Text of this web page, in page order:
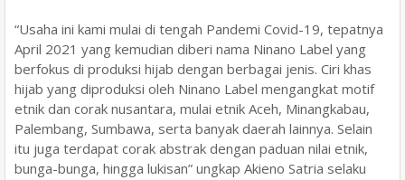
“Usaha ini kami mulai di tengah Pandemi Covid-19, tepatnya
April 2021 yang kemudian diberi nama Ninano Label yang
berfokus di produksi hijab dengan berbagai jenis. Ciri khas
hijab yang diproduksi oleh Ninano Label mengangkat motif
etnik dan corak nusantara, mulai etnik Aceh, Minangkabau,
Palembang, Sumbawa, serta banyak daerah lainnya. Selain
itu juga terdapat corak abstrak dengan paduan nilai etnik,
bunga-bunga, hingga lukisan” ungkap Akieno Satria selaku